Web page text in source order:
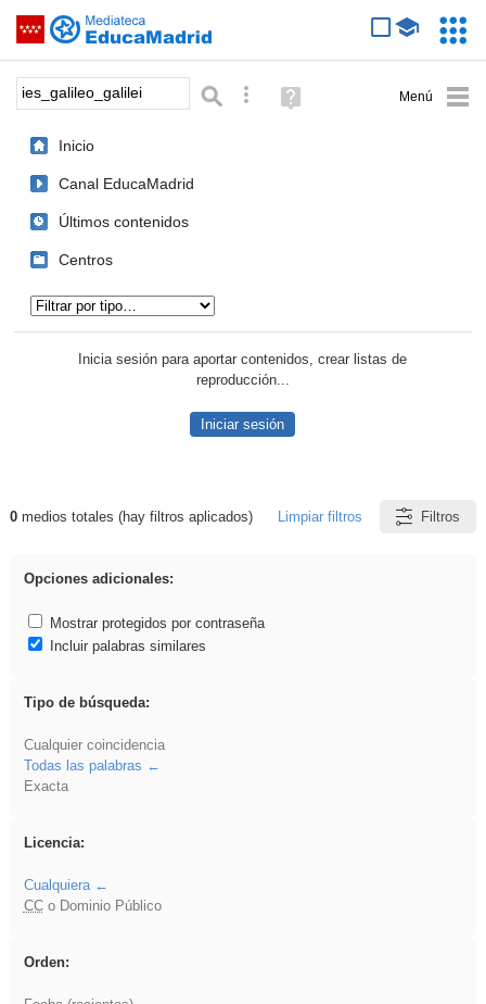
Saltar navegación
Palabra o frase: Búsqueda avanzada
Ayuda
(en
Inicio
Canal EducaMadrid
Últimos contenidos
Centros
Inicia sesión para aportar contenidos, crear listas de
reproducción...
Iniciar sesión
Resultados de: ies_galileo_galilei
0medios totales (hay filtros aplicados) Limpiar filtros Filtros
Opciones adicionales:
Mostrar protegidos por contraseña
Incluir palabras similares
Tipo de búsqueda:
Cualquier coincidencia
Todas las palabras
Exacta
Licencia:
Cualquiera
CCo Dominio Público
Orden: